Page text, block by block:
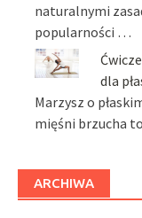
naturalnymi
popularności …
dla
Marzysz o
mięśni brzucha
ARCHIWA